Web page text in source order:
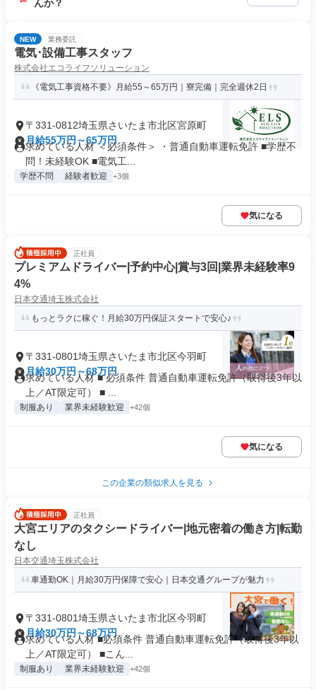
んか？
NEW 業務委託
電気･設備工事スタッフ
株式会社エコライフソリューション
《電気工事資格不要》月給55～65万円｜寮完備｜完全週休2日
〒331-0812埼玉県さいたま市北区宮原町
月給55万円～65万円
求めている人材 ＜必須条件＞ ・普通自動車運転免許 ■学歴不
問！未経験OK ■電気工...
学歴不問 経験者歓迎 +3個
気になる
正社員
プレミアムドライバー|予約中心|賞与3回|業界未経験率9
4%
日本交通埼玉株式会社
もっとラクに稼ぐ！月給30万円保証スタートで安心♪
〒331-0801埼玉県さいたま市北区今羽町
月給30万円～68万円
求めている人材 ■ 必須条件 普通自動車運転免許（取得後3年以
上／AT限定可） ■ ...
制服あり 業界未経験歓迎 +42個
気になる
この企業の類似求人を見る
正社員
大宮エリアのタクシードライバー|地元密着の働き方|転勤
なし
日本交通埼玉株式会社
車通勤OK｜月給30万円保障で安心｜日本交通グループが魅力
〒331-0801埼玉県さいたま市北区今羽町
月給30万円～68万円
求めている人材 ■必須条件 普通自動車運転免許（取得後3年以
上／AT限定可） ■こん...
制服あり 業界未経験歓迎 +42個